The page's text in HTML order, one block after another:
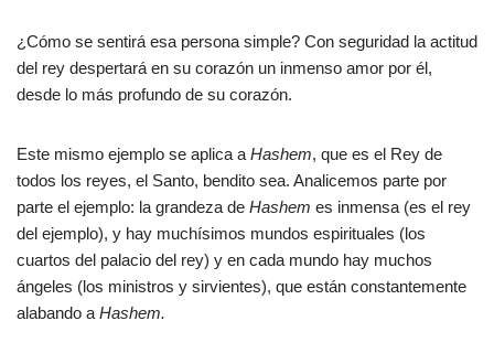
¿Cómo se sentirá esa persona simple? Con seguridad la actitud
del rey despertará en su corazón un inmenso amor por él,
desde lo más profundo de su corazón.
Este mismo ejemplo se aplica a Hashem, que es el Rey de
todos los reyes, el Santo, bendito sea. Analicemos parte por
parte el ejemplo: la grandeza de Hashem es inmensa (es el rey
del ejemplo), y hay muchísimos mundos espirituales (los
cuartos del palacio del rey) y en cada mundo hay muchos
ángeles (los ministros y sirvientes), que están constantemente
alabando a Hashem.